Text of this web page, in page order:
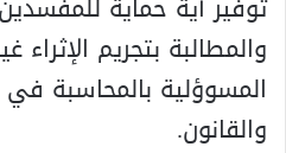
والمطالبة بتجريم الإثراء
المسوؤلية بالمحاسبة
والقانون.